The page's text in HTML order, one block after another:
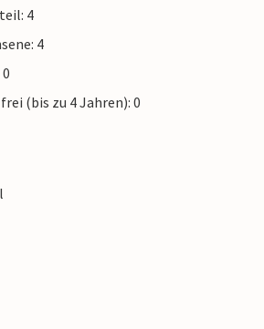
4
4
(bis zu 4 Jahren): 0